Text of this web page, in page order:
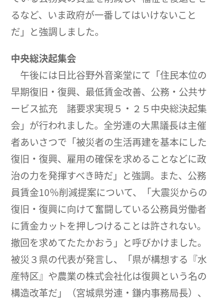
るなど、いま政府が一番してはいけないこと
だ」と強調しました。
中央総決起集会
午後には日比谷野外音楽堂にて「住民本位の
早期復旧・復興、最低賃金改善、公務・公共サ
ービス拡充 諸要求実現５・２５中央総決起集
会」が行われました。全労連の大黒議長は主催
者あいさつで「被災者の生活再建を基本にした
復旧・復興、雇用の確保を求めることなどに政
治の力を発揮すべき時だ」と強調。また、公務
員賃金10％削減提案について、「大震災からの
復旧・復興に向けて奮闘している公務員労働者
に賃金カットを押しつけることは許されない。
撤回を求めてたたかおう」と呼びかけました。
被災３県の代表が発言し、「県が構想する『水
産特区』や農業の株式会社化は復興という名の
構造改革だ」（宮城県労連・鎌内事務局長）、